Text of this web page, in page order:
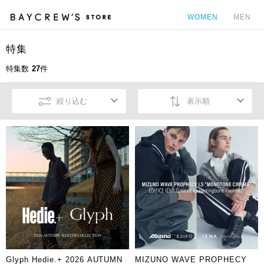
WOMEN MEN
特集
特集数 27件
絞り込む 表示順
Glyph Hedie.+ 2026 AUTUMN MIZUNO WAVE PROPHECY